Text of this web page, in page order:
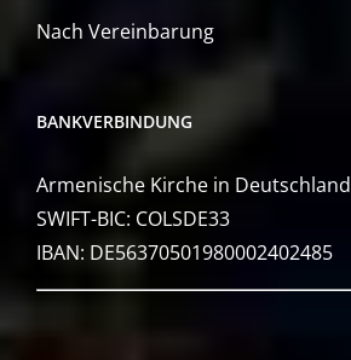
Nach Vereinbarung
BANKVERBINDUNG
Armenische Kirche in Deutschland
SWIFT-BIC: COLSDE33
IBAN: DE56370501980002402485